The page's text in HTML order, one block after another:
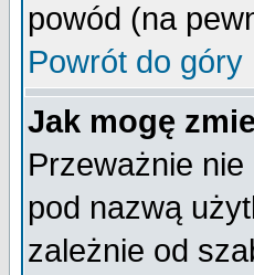
powód (na
Powrót do góry
Jak mogę
Przeważnie
pod nazwą
zależnie od